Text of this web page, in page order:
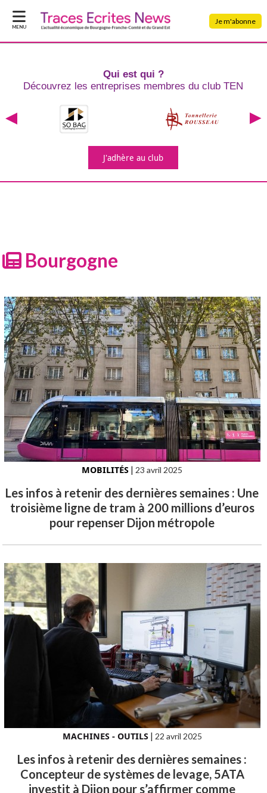
MENU
Je m'abonne
Qui est qui ?
Découvrez les entreprises membres du club TEN
J'adhèreau club
Bourgogne
MOBILITÉS | 23 avril 2025
Les infos à retenir des dernières semaines : Une
troisième ligne de tram à 200 millions d’euros
pour repenser Dijon métropole
MACHINES - OUTILS| 22 avril 2025
Les infos à retenir des dernières semaines :
Concepteur de systèmes de levage, 5ATA
investit à Dijon pour s’affirmer comme